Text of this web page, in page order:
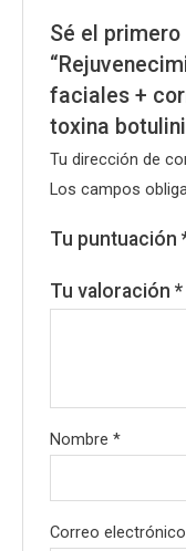
Sé el
faciales +
toxina
Tu dirección de
Los campos
Tu puntuación
Tu valoración*
Nombre*
Correo